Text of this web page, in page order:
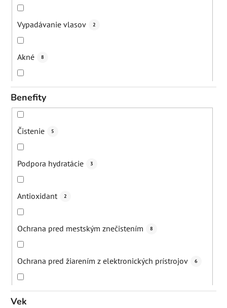
Vypadávanie vlasov 2
Akné 8
Suchá koža 10
Benefity
Čistenie 5
Podpora hydratácie 3
Antioxidant 2
Ochrana pred mestským znečistením 8
Ochrana pred žiarením z elektronických prístrojov 6
Hydratácia 23
Vek